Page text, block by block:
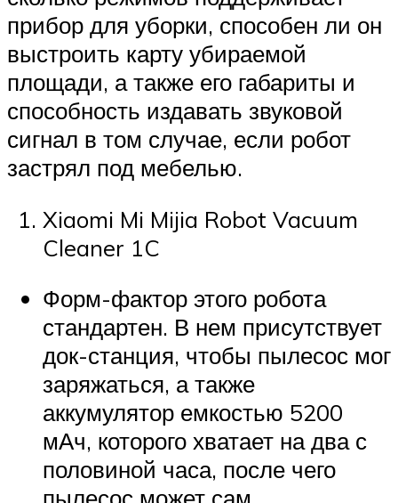
прибор для уборки, способен ли он
выстроить карту убираемой
площади, а также его габариты и
способность издавать звуковой
сигнал в том случае, если робот
застрял под мебелью.
Xiaomi Mi Mijia Robot Vacuum
Cleaner 1C
Форм-фактор этого робота
стандартен. В нем присутствует
док-станция, чтобы пылесос мог
заряжаться, а также
аккумулятор емкостью 5200
мАч, которого хватает на два с
половиной часа, после чего